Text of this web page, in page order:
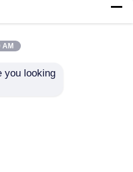
AM
you looking